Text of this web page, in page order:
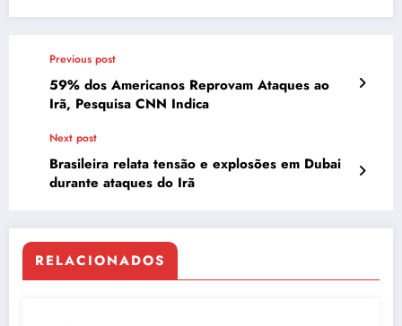
Previous post
59% dos Americanos Reprovam Ataques ao
Irã, Pesquisa CNN Indica
Next post
Brasileira relata tensão e explosões em Dubai
durante ataques do Irã
RELACIONADOS